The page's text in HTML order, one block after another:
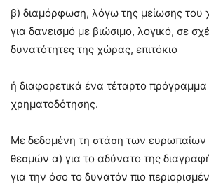
β) διαμόρφωση, λόγω της μείωσης του
για δανεισμό με βιώσιμο, λογικό, σε
δυνατότητες της χώρας, επιτόκιο
ή διαφορετικά ένα τέταρτο
χρηματοδότησης.
Με δεδομένη τη στάση των ευρωπαίων
θεσμών α) για το αδύνατο της
για την όσο το δυνατόν πιο